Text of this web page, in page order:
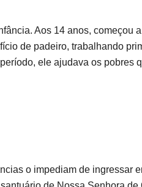
Aos 14 anos, começou
de padeiro, trabalhando
ele ajudava os pobres
o impediam de ingressar